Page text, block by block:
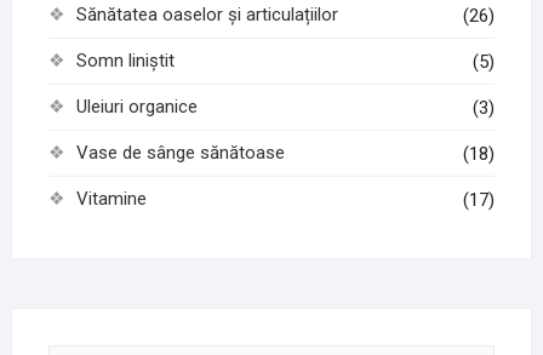
Sănătatea oaselor și articulațiilor (26)
Somn liniștit (5)
Uleiuri organice (3)
Vase de sânge sănătoase (18)
Vitamine (17)